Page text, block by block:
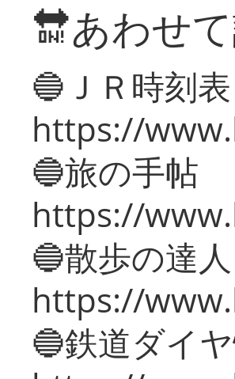
🔛あわせ
🔵ＪＲ時刻表
https://
🔵旅の手帖
https://
🔵散歩の達人
https://
🔵鉄道ダイ